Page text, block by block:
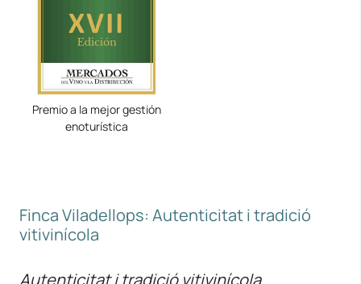
Premio a la mejor gestión
enoturística
Finca Viladellops: Autenticitat i tradició
vitivinícola